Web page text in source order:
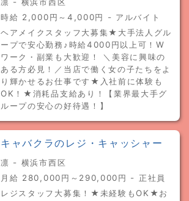
時給 2,000円～4,000円 - アルバイト
ヘアメイクスタッフ大募集★大手法人グル
ープで安心勤務♪時給4000円以上可！W
ワーク・副業も大歓迎！ ＼美容に興味の
ある方必見！／当店で働く女の子たちをよ
り輝かせるお仕事です★入社前に体験も
OK！★消耗品支給あり！【業界最大手グ
ループの安心の好待遇！】
キャバクラのレジ・キャッシャー
凛 - 横浜市西区
月給 280,000円～290,000円 - 正社員
レジスタッフ大募集！★未経験もOK★お